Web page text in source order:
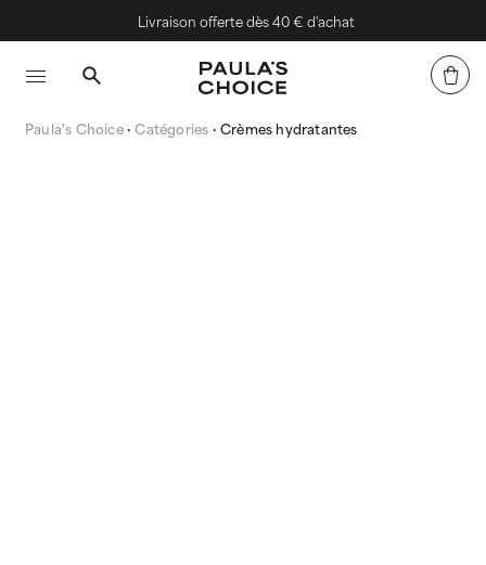
Livraison offerte dès 40 € d'achat
Paula's Choice Catégories Crèmes hydratantes